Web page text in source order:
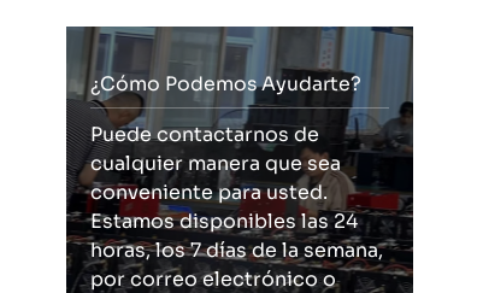
¿Cómo Podemos Ayudarte?
Puede contactarnos de
cualquier manera que sea
conveniente para usted.
Estamos disponibles las 24
horas, los 7 días de la semana,
por correo electrónico o